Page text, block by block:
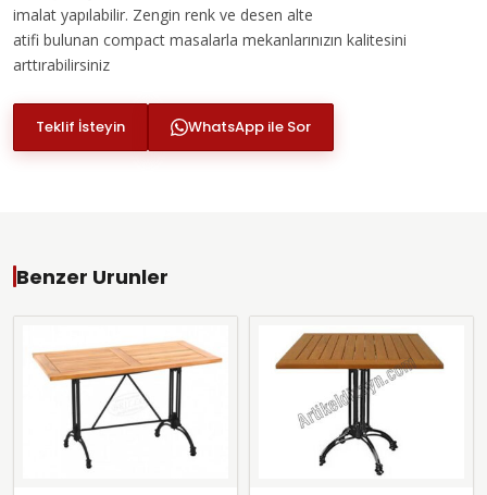
imalat yapılabilir. Zengin renk ve desen alte
atifi bulunan compact masalarla mekanlarınızın kalitesini
arttırabilirsiniz
Teklif İsteyin WhatsApp ile Sor
Benzer Urunler